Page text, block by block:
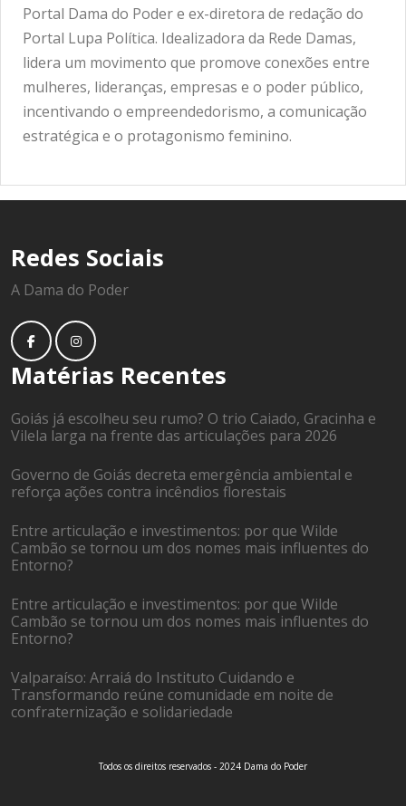
Portal Dama do Poder e ex-diretora de redação do
Portal Lupa Política. Idealizadora da Rede Damas,
lidera um movimento que promove conexões entre
mulheres, lideranças, empresas e o poder público,
incentivando o empreendedorismo, a comunicação
estratégica e o protagonismo feminino.
Redes Sociais
A Dama do Poder
Matérias Recentes
Goiás já escolheu seu rumo? O trio Caiado, Gracinha e
Vilela larga na frente das articulações para 2026
Governo de Goiás decreta emergência ambiental e
reforça ações contra incêndios florestais
Entre articulação e investimentos: por que Wilde
Cambão se tornou um dos nomes mais influentes do
Entorno?
Entre articulação e investimentos: por que Wilde
Cambão se tornou um dos nomes mais influentes do
Entorno?
Valparaíso: Arraiá do Instituto Cuidando e
Transformando reúne comunidade em noite de
confraternização e solidariedade
Todos os direitos reservados - 2024 Dama do Poder